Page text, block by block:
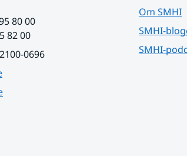
80 00
82 00
0696
Om SMHI
SMHI-
SMHI-